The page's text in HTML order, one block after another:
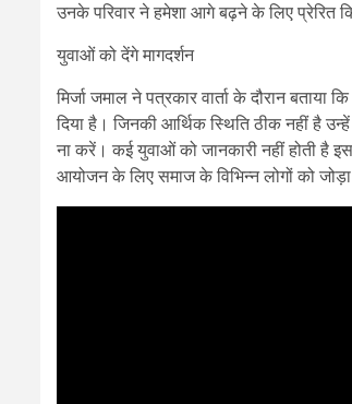
उनके परिवार ने हमेशा आगे बढ़ने के लिए प्रेरित
युवाओं को देंगे मागदर्शन
मिर्जा जमाल ने पत्रकार वार्ता के दौरान
दिया है। जिनकी आर्थिक स्थिति ठीक नहीं है
ना करें। कई युवाओं को जानकारी नहीं होती है
आयोजन के लिए समाज के विभिन्न लोगों को जोड़ा